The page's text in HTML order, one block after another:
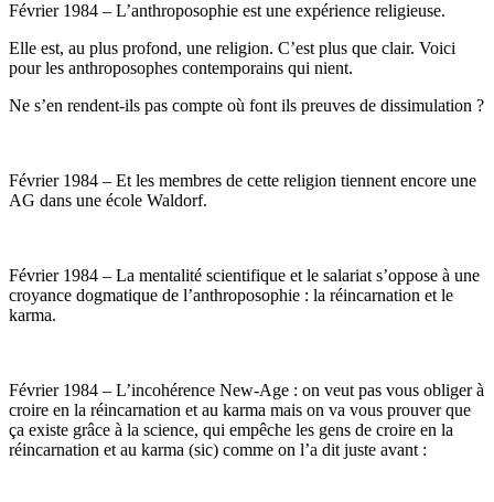
Février 1984 – L’anthroposophie est une expérience religieuse.
Elle est, au plus profond, une religion. C’est plus que clair. Voici
pour les anthroposophes contemporains qui nient.
Ne s’en rendent-ils pas compte où font ils preuves de dissimulation ?
Février 1984 – Et les membres de cette religion tiennent encore une
AG dans une école Waldorf.
Février 1984 – La mentalité scientifique et le salariat s’oppose à une
croyance dogmatique de l’anthroposophie : la réincarnation et le
karma.
Février 1984 – L’incohérence New-Age : on veut pas vous obliger à
croire en la réincarnation et au karma mais on va vous prouver que
ça existe grâce à la science, qui empêche les gens de croire en la
réincarnation et au karma (sic) comme on l’a dit juste avant :